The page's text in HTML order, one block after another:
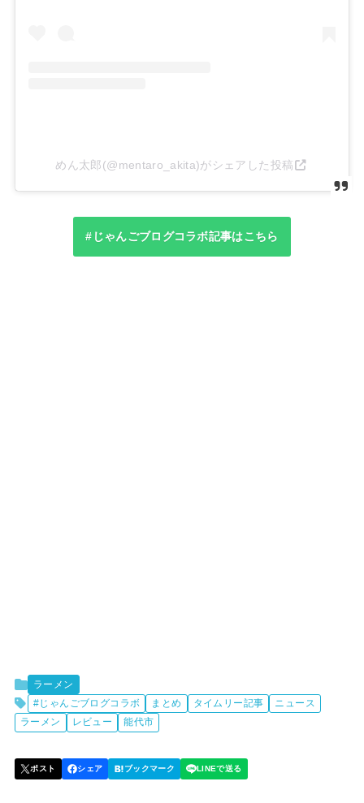
めん太郎(@mentaro_akita)がシェアした投稿
#じゃんごブログコラボ記事はこちら
ラーメン
#じゃんごブログコラボ
まとめ タイムリー記事
ニュース
ラーメン
レビュー 能代市